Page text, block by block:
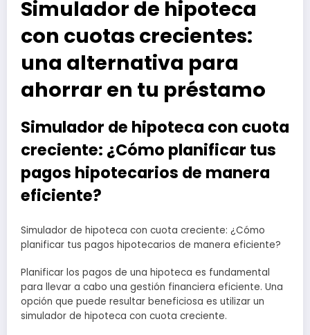
Simulador de hipoteca
con cuotas crecientes:
una alternativa para
ahorrar en tu préstamo
Simulador de hipoteca con cuota
creciente: ¿Cómo planificar tus
pagos hipotecarios de manera
eficiente?
Simulador de hipoteca con cuota creciente: ¿Cómo
planificar tus pagos hipotecarios de manera eficiente?
Planificar los pagos de una hipoteca es fundamental
para llevar a cabo una gestión financiera eficiente. Una
opción que puede resultar beneficiosa es utilizar un
simulador de hipoteca con cuota creciente.